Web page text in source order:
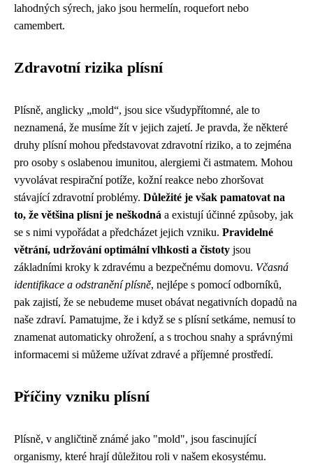
lahodných sýrech, jako jsou hermelín, roquefort nebo
camembert.
Zdravotní rizika plísní
Plísně, anglicky „mold“, jsou sice všudypřítomné, ale to
neznamená, že musíme žít v jejich zajetí. Je pravda, že některé
druhy plísní mohou představovat zdravotní riziko, a to zejména
pro osoby s oslabenou imunitou, alergiemi či astmatem. Mohou
vyvolávat respirační potíže, kožní reakce nebo zhoršovat
stávající zdravotní problémy. Důležité je však pamatovat na
to, že většina plísní je neškodná a existují účinné způsoby, jak
se s nimi vypořádat a předcházet jejich vzniku. Pravidelné
větrání, udržování optimální vlhkosti a čistoty jsou
základními kroky k zdravému a bezpečnému domovu. Včasná
identifikace a odstranění plísně, nejlépe s pomocí odborníků,
pak zajistí, že se nebudeme muset obávat negativních dopadů na
naše zdraví. Pamatujme, že i když se s plísní setkáme, nemusí to
znamenat automaticky ohrožení, a s trochou snahy a správnými
informacemi si můžeme užívat zdravé a příjemné prostředí.
Příčiny vzniku plísní
Plísně, v angličtině známé jako "mold", jsou fascinující
organismy, které hrají důležitou roli v našem ekosystému.